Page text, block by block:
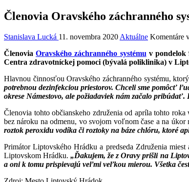
Členovia Oravského záchranného
Stanislava Lucká 11. novembra 2020 Aktuálne Komentáre
ČlenoviaOravského záchranného systému v pondelok
Centra zdravotníckej pomoci (bývalá poliklinika) v
Hlavnou činnosťou Oravského záchranného systému,
potrebnou dezinfekciou priestorov. Chceli sme pomôcť
okrese Námestovo, ale požiadaviek nám začalo
Členovia tohto občianskeho združenia od apríla tohto
bez nároku na odmenu, vo svojom voľnom čase a na úkor
roztok peroxidu vodíka či roztoky na báze chlóru, ktoré
Primátor Liptovského Hrádku a predseda Združenia
Liptovskom Hrádku.„Ďakujem, že z Oravy prišli na
a oni k tomu prispievajú veľmi veľkou mierou. Všetka